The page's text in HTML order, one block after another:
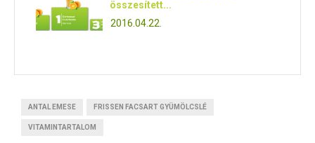
összesített...
2016.04.22.
ANTAL EMESE FRISSEN FACSART GYÜMÖLCSLÉ
VITAMINTARTALOM